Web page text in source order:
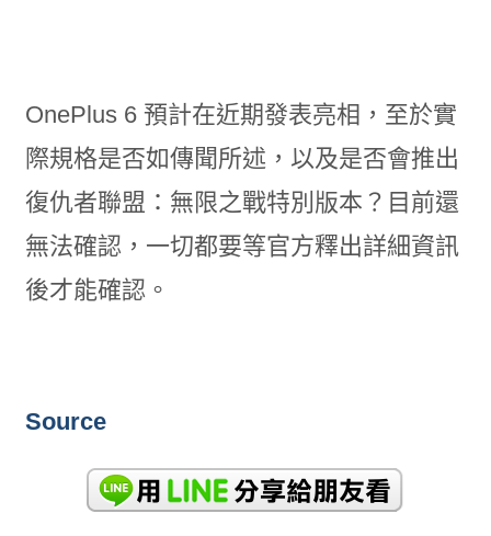
OnePlus 6 預計在近期發表亮相，至於實
際規格是否如傳聞所述，以及是否會推出
復仇者聯盟：無限之戰特別版本？目前還
無法確認，一切都要等官方釋出詳細資訊
後才能確認。
Source